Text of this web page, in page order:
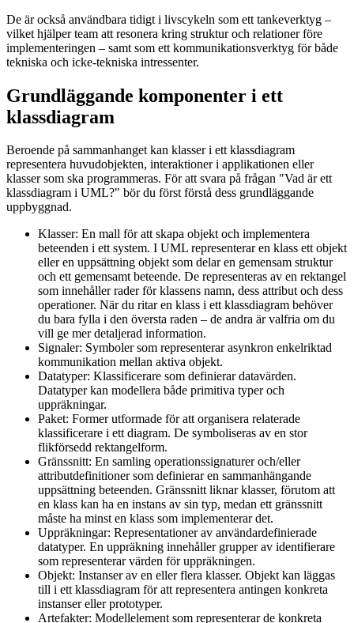
De är också användbara tidigt i livscykeln som ett tankeverktyg –
vilket hjälper team att resonera kring struktur och relationer före
implementeringen – samt som ett kommunikationsverktyg för både
tekniska och icke-tekniska intressenter.
Grundläggande komponenter i ett
klassdiagram
Beroende på sammanhanget kan klasser i ett klassdiagram
representera huvudobjekten, interaktioner i applikationen eller
klasser som ska programmeras. För att svara på frågan "Vad är ett
klassdiagram i UML?" bör du först förstå dess grundläggande
uppbyggnad.
Klasser: En mall för att skapa objekt och implementera
beteenden i ett system. I UML representerar en klass ett objekt
eller en uppsättning objekt som delar en gemensam struktur
och ett gemensamt beteende. De representeras av en rektangel
som innehåller rader för klassens namn, dess attribut och dess
operationer. När du ritar en klass i ett klassdiagram behöver
du bara fylla i den översta raden – de andra är valfria om du
vill ge mer detaljerad information.
Signaler: Symboler som representerar asynkron enkelriktad
kommunikation mellan aktiva objekt.
Datatyper: Klassificerare som definierar datavärden.
Datatyper kan modellera både primitiva typer och
uppräkningar.
Paket: Former utformade för att organisera relaterade
klassificerare i ett diagram. De symboliseras av en stor
flikförsedd rektangelform.
Gränssnitt: En samling operationssignaturer och/eller
attributdefinitioner som definierar en sammanhängande
uppsättning beteenden. Gränssnitt liknar klasser, förutom att
en klass kan ha en instans av sin typ, medan ett gränssnitt
måste ha minst en klass som implementerar det.
Uppräkningar: Representationer av användardefinierade
datatyper. En uppräkning innehåller grupper av identifierare
som representerar värden för uppräkningen.
Objekt: Instanser av en eller flera klasser. Objekt kan läggas
till i ett klassdiagram för att representera antingen konkreta
instanser eller prototyper.
Artefakter: Modellelement som representerar de konkreta